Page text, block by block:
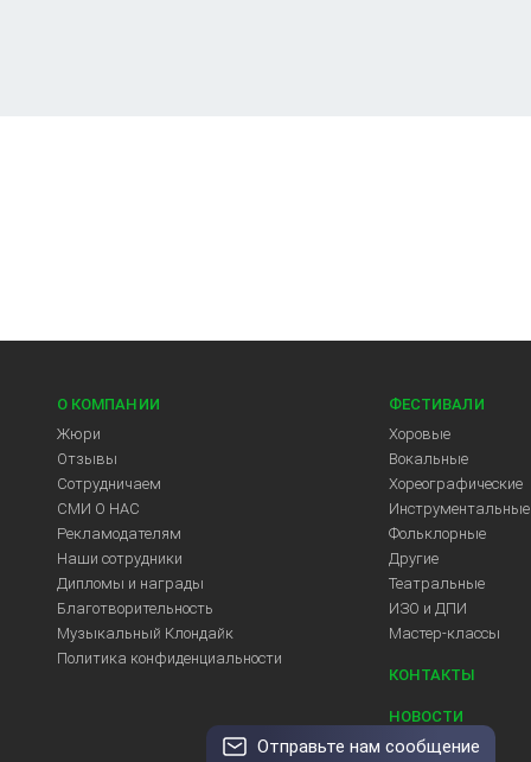
О КОМПАНИИ
Жюри
Отзывы
Сотрудничаем
СМИ О НАС
Рекламодателям
Наши сотрудники
Дипломы и награды
Благотворительность
Музыкальный Клондайк
Политика конфиденциальности
ФЕСТИВАЛИ
Хоровые
Вокальные
Хореографические
Инструментальные
Фольклорные
Другие
Театральные
ИЗО и ДПИ
Мастер-классы
КОНТАКТЫ
НОВОСТИ
Арт-Центр
Отправьте нам сообщение